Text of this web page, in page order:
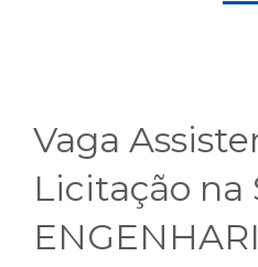
Vaga
Licitação na